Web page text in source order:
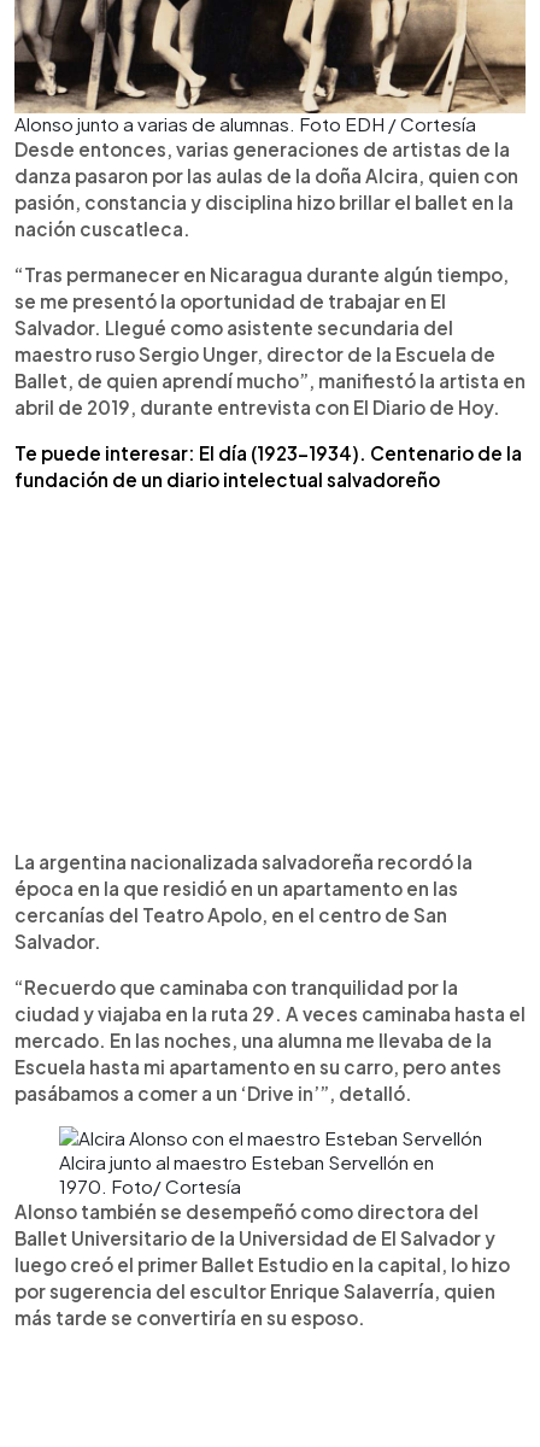
Alonso junto a varias de alumnas. Foto EDH / Cortesía
Desde entonces, varias generaciones de artistas de la
danza pasaron por las aulas de la doña Alcira, quien con
pasión, constancia y disciplina hizo brillar el ballet en la
nación cuscatleca.
“Tras permanecer en Nicaragua durante algún tiempo,
se me presentó la oportunidad de trabajar en El
Salvador. Llegué como asistente secundaria del
maestro ruso Sergio Unger, director de la Escuela de
Ballet, de quien aprendí mucho”, manifiestó la artista en
abril de 2019, durante entrevista con El Diario de Hoy.
Te puede interesar: El día (1923-1934). Centenario de la
fundación de un diario intelectual salvadoreño
La argentina nacionalizada salvadoreña recordó la
época en la que residió en un apartamento en las
cercanías del Teatro Apolo, en el centro de San
Salvador.
“Recuerdo que caminaba con tranquilidad por la
ciudad y viajaba en la ruta 29. A veces caminaba hasta el
mercado. En las noches, una alumna me llevaba de la
Escuela hasta mi apartamento en su carro, pero antes
pasábamos a comer a un ‘Drive in’”, detalló.
Alcira junto al maestro Esteban Servellón en
1970. Foto/ Cortesía
Alonso también se desempeñó como directora del
Ballet Universitario de la Universidad de El Salvador y
luego creó el primer Ballet Estudio en la capital, lo hizo
por sugerencia del escultor Enrique Salaverría, quien
más tarde se convertiría en su esposo.